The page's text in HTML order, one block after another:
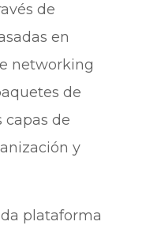
de
en
networking
de
capas de
y
plataforma